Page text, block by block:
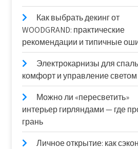
Как выбрать декинг от
WOODGRAND: практические
рекомендации и типичные
Электрокарнизы для
комфорт и управление светом
Можно ли «пересветить»
интерьер гирляндами — где
грань
Личное открытие: как